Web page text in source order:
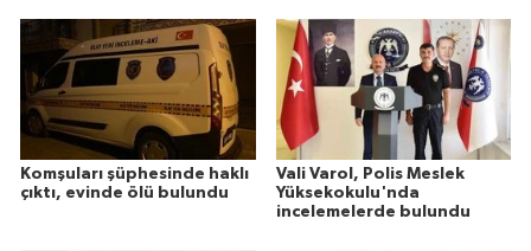
Komşuları şüphesinde haklı
çıktı, evinde ölü bulundu
Vali Varol, Polis Meslek
Yüksekokulu'nda
incelemelerde bulundu